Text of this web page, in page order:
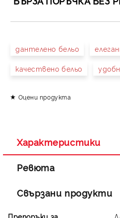
дантелено бельо
качествено бельо
Оцени продукта
Характеристики
Ревюта
Свързани продукти